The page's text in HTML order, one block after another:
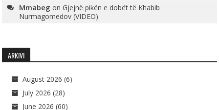
Mmabeg onGjejnë pikën e dobët të Khabib
Nurmagomedov (VIDEO)
ARKIVI
August 2026 (6)
July 2026 (28)
June 2026 (60)